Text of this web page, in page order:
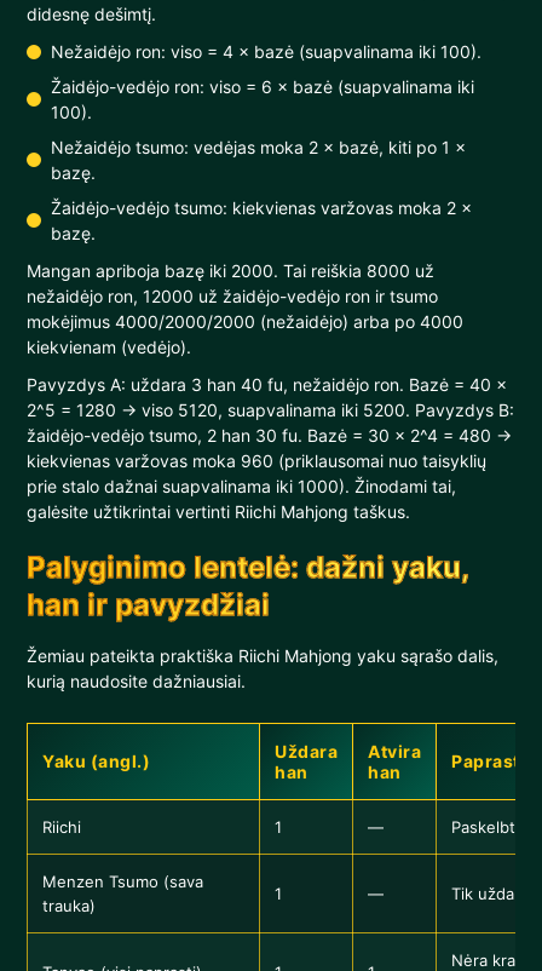
didesnę dešimtį.
Nežaidėjo ron: viso = 4 × bazė (suapvalinama iki 100).
Žaidėjo-vedėjo ron: viso = 6 × bazė (suapvalinama iki
100).
Nežaidėjo tsumo: vedėjas moka 2 × bazė, kiti po 1 ×
bazę.
Žaidėjo-vedėjo tsumo: kiekvienas varžovas moka 2 ×
bazę.
Mangan apriboja bazę iki 2000. Tai reiškia 8000 už
nežaidėjo ron, 12000 už žaidėjo-vedėjo ron ir tsumo
mokėjimus 4000/2000/2000 (nežaidėjo) arba po 4000
kiekvienam (vedėjo).
Pavyzdys A: uždara 3 han 40 fu, nežaidėjo ron. Bazė = 40 ×
2^5 = 1280 → viso 5120, suapvalinama iki 5200. Pavyzdys B:
žaidėjo-vedėjo tsumo, 2 han 30 fu. Bazė = 30 × 2^4 = 480 →
kiekvienas varžovas moka 960 (priklausomai nuo taisyklių
prie stalo dažnai suapvalinama iki 1000). Žinodami tai,
galėsite užtikrintai vertinti Riichi Mahjong taškus.
Palyginimo lentelė: dažni yaku,
han ir pavyzdžiai
Žemiau pateikta praktiška Riichi Mahjong yaku sąrašo dalis,
kurią naudosite dažniausiai.
Yaku (angl.)
Uždara
han
Atvira
han
Riichi 1 — Paskelbtas
Menzen Tsumo (sava
trauka)
1 — Tik uždara
Nėra